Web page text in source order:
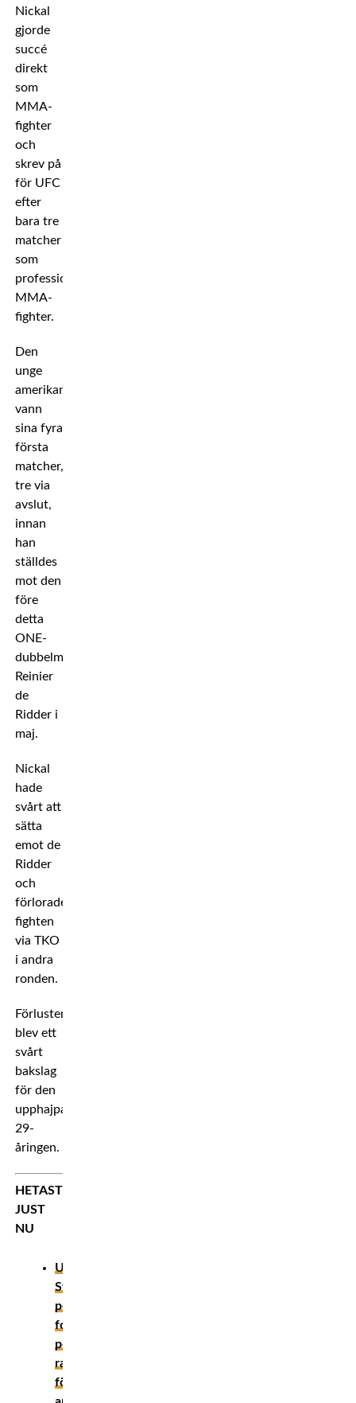
Nickal
gjorde
succé
direkt
som
MMA-
fighter
och
skrev på
för UFC
efter
bara tre
matcher
som
professionell
MMA-
fighter.
Den
unge
amerikanen
vann
sina fyra
första
matcher,
tre via
avslut,
innan
han
ställdes
mot den
före
detta
ONE-
dubbelmästaren
Reinier
de
Ridder i
maj.
Nickal
hade
svårt att
sätta
emot de
Ridder
och
förlorade
fighten
via TKO
i andra
ronden.
Förlusten
blev ett
svårt
bakslag
för den
upphajpade
29-
åringen.
HETAST
JUST
NU
UPPDATERAD!
Sveriges
pound-
for-
pound-
ranking
för